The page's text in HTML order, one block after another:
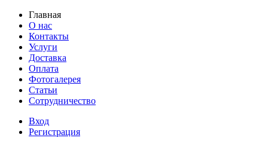
Главная
О нас
Контакты
Услуги
Доставка
Оплата
Фотогалерея
Статьи
Сотрудничество
Вход
Регистрация